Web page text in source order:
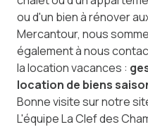
ou d'un bien à rénover
Mercantour, nous
également à nous
la location vacances :
location de biens
Bonne visite sur notre
L'équipe La Clef des